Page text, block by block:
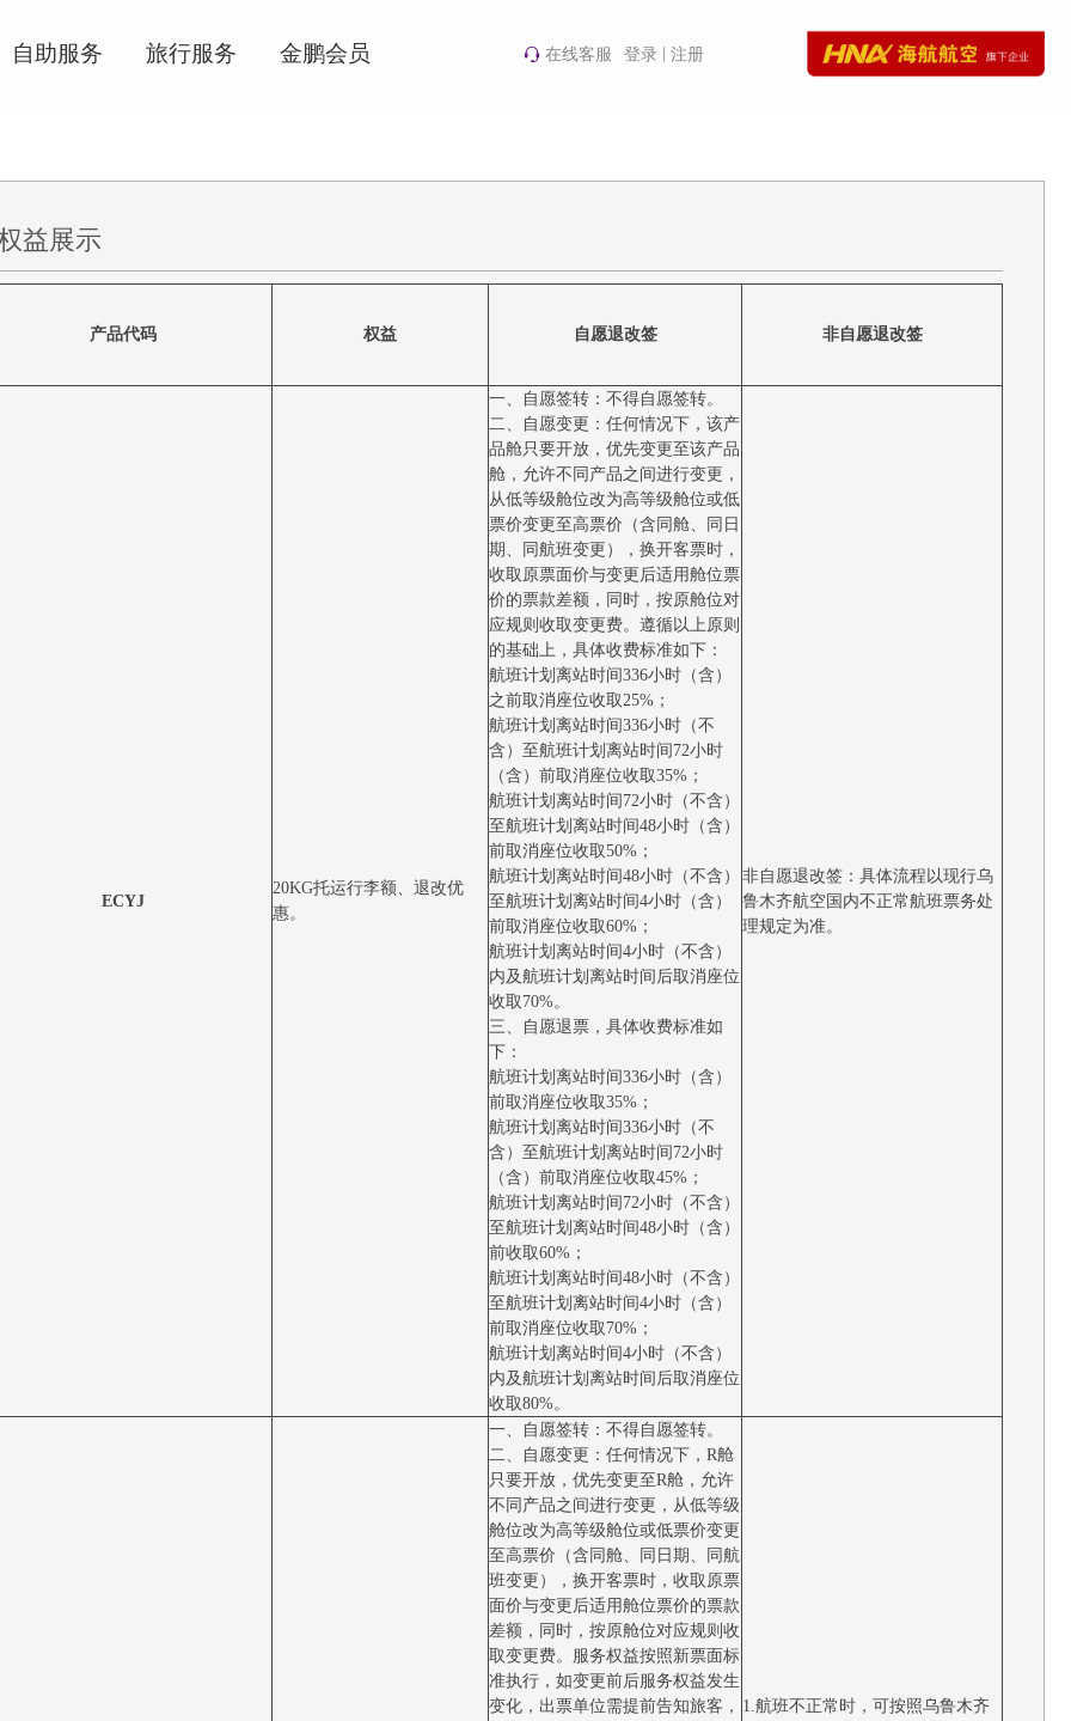
自助服务 旅行服务 金鹏会员 在线客服 登录 注册
益展示
产品代码 权益 自愿退改签 非自愿退改签
ECYJ
20KG托运行李额、退改优
惠。
一、自愿签转：不得自愿签转。
二、自愿变更：任何情况下，该产
品舱只要开放，优先变更至该产品
舱，允许不同产品之间进行变更，
从低等级舱位改为高等级舱位或低
票价变更至高票价（含同舱、同日
期、同航班变更），换开客票时，
收取原票面价与变更后适用舱位票
价的票款差额，同时，按原舱位对
应规则收取变更费。遵循以上原则
的基础上，具体收费标准如下：
航班计划离站时间336小时（含）
之前取消座位收取25%；
航班计划离站时间336小时（不
含）至航班计划离站时间72小时
（含）前取消座位收取35%；
航班计划离站时间72小时（不含）
至航班计划离站时间48小时（含）
前取消座位收取50%；
航班计划离站时间48小时（不含）
至航班计划离站时间4小时（含）
前取消座位收取60%；
航班计划离站时间4小时（不含）
内及航班计划离站时间后取消座位
收取70%。
三、自愿退票，具体收费标准如
下：
航班计划离站时间336小时（含）
前取消座位收取35%；
航班计划离站时间336小时（不
含）至航班计划离站时间72小时
（含）前取消座位收取45%；
航班计划离站时间72小时（不含）
至航班计划离站时间48小时（含）
前收取60%；
航班计划离站时间48小时（不含）
至航班计划离站时间4小时（含）
前取消座位收取70%；
航班计划离站时间4小时（不含）
内及航班计划离站时间后取消座位
收取80%。
非自愿退改签：具体流程以现行乌
鲁木齐航空国内不正常航班票务处
理规定为准。
一、自愿签转：不得自愿签转。
二、自愿变更：任何情况下，R舱
只要开放，优先变更至R舱，允许
不同产品之间进行变更，从低等级
舱位改为高等级舱位或低票价变更
至高票价（含同舱、同日期、同航
班变更），换开客票时，收取原票
面价与变更后适用舱位票价的票款
差额，同时，按原舱位对应规则收
取变更费。服务权益按照新票面标
准执行，如变更前后服务权益发生
变化，出票单位需提前告知旅客， 1.航班不正常时，可按照乌鲁木齐